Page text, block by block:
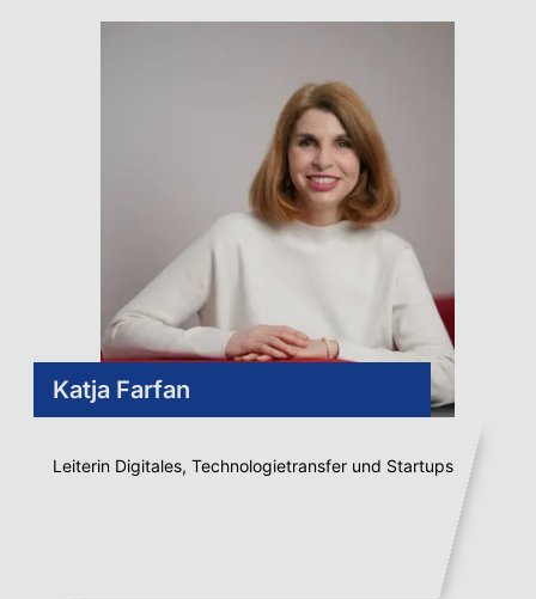
Katja Farfan
Leiterin Digitales, Technologietransfer und Startups